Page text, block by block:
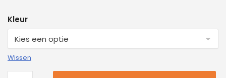
Kleur
Wissen